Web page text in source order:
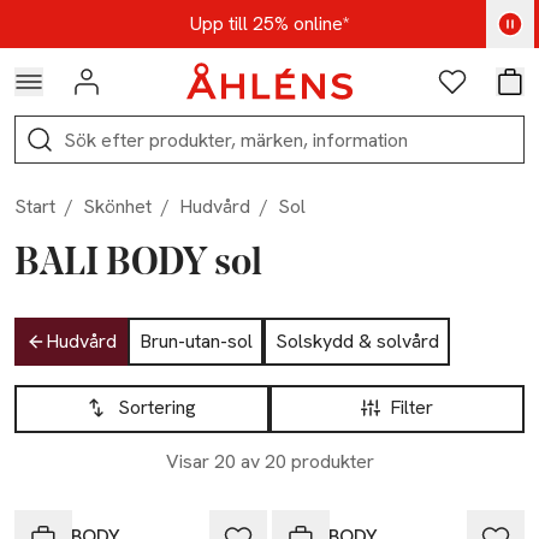
Hoppa till navigationsmenynUpp till 25% online*
Kod: AUG25 - Shoppa nu
Logga in Favoriter
Sök
Start / Skönhet / Hudvård / Sol
BALI BODY sol
Hoppa till produktsidan
Hudvård Brun-utan-sol
Solskydd & solvård
Hoppa till produktsidan
Filter
Sortering
Visar 20 av 20 produkter
Lista över produkter